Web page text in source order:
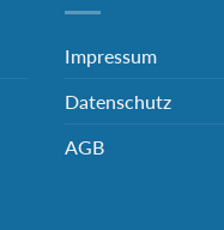
Impressum
Datenschutz
AGB